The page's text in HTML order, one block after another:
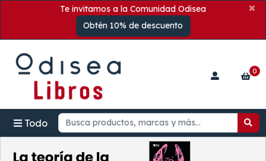
Te invitamos a la Comunidad Odisea
Obtén 10% de descuento
×
Todo
0